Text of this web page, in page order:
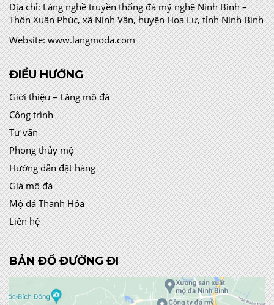
Địa chỉ:Làng nghề truyền thống đá mỹ nghệ Ninh Bình –
Thôn Xuân Phúc, xã Ninh Vân, huyện Hoa Lư, tỉnh Ninh Bình
Website: www.langmoda.com
ĐIỀU HƯỚNG
Giới thiệu – Lăng mộ đá
Công trình
Tư vấn
Phong thủy mộ
Hướng dẫn đặt hàng
Giá mộ đá
Mộ đá Thanh Hóa
Liên hệ
BẢN ĐỒ ĐƯỜNG ĐI